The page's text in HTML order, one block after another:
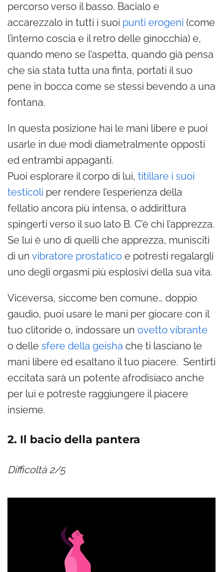
percorso verso il basso. Bacialo e
accarezzalo in tutti i suoi punti erogeni (come
l’interno coscia e il retro delle ginocchia) e,
quando meno se l’aspetta, quando già pensa
che sia stata tutta una finta, portati il suo
pene in bocca come se stessi bevendo a una
fontana.
In questa posizione hai le mani libere e puoi
usarle in due modi diametralmente opposti
ed entrambi appaganti.
Puoi esplorare il corpo di lui, titillare i suoi
testicoli per rendere l’esperienza della
fellatio ancora più intensa, o addirittura
spingerti verso il suo lato B. C’è chi l’apprezza.
Se lui è uno di quelli che apprezza, munisciti
di un vibratore prostatico e potresti regalargli
uno degli orgasmi più esplosivi della sua vita.
Viceversa, siccome ben comune… doppio
gaudio, puoi usare le mani per giocare con il
tuo clitoride o, indossare un ovetto vibrante
o delle sfere della geisha che ti lasciano le
mani libere ed esaltano il tuo piacere. Sentirti
eccitata sarà un potente afrodisiaco anche
per lui e potreste raggiungere il piacere
insieme.
2. Il bacio della pantera
Difficoltà 2/5